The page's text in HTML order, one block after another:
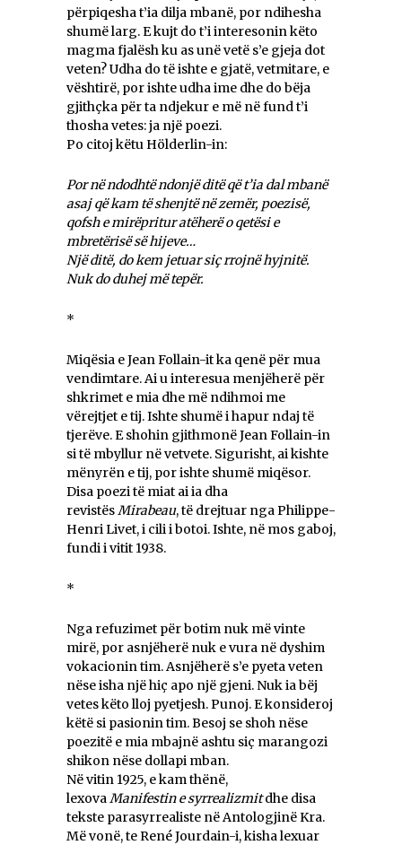
përpiqesha t’ia dilja mbanë, por ndihesha
shumë larg. E kujt do t’i interesonin këto
magma fjalësh ku as unë vetë s’e gjeja dot
veten? Udha do të ishte e gjatë, vetmitare, e
vështirë, por ishte udha ime dhe do bëja
gjithçka për ta ndjekur e më në fund t’i
thosha vetes: ja një poezi.
Po citoj këtu Hölderlin-in:
Por në ndodhtë ndonjë ditë që t’ia dal mbanë
asaj që kam të shenjtë në zemër, poezisë,
qofsh e mirëpritur atëherë o qetësi e
mbretërisë së hijeve…
Një ditë, do kem jetuar siç rrojnë hyjnitë.
Nuk do duhej më tepër.
*
Miqësia e Jean Follain-it ka qenë për mua
vendimtare. Ai u interesua menjëherë për
shkrimet e mia dhe më ndihmoi me
vërejtjet e tij. Ishte shumë i hapur ndaj të
tjerëve. E shohin gjithmonë Jean Follain-in
si të mbyllur në vetvete. Sigurisht, ai kishte
mënyrën e tij, por ishte shumë miqësor.
Disa poezi të miat ai ia dha
revistësMirabeau, të drejtuar nga Philippe-
Henri Livet, i cili i botoi. Ishte, në mos gaboj,
fundi i vitit 1938.
*
Nga refuzimet për botim nuk më vinte
mirë, por asnjëherë nuk e vura në dyshim
vokacionin tim. Asnjëherë s’e pyeta veten
nëse isha një hiç apo një gjeni. Nuk ia bëj
vetes këto lloj pyetjesh. Punoj. E konsideroj
këtë si pasionin tim. Besoj se shoh nëse
poezitë e mia mbajnë ashtu siç marangozi
shikon nëse dollapi mban.
Në vitin 1925, e kam thënë,
lexovaManifestin e syrrealizmitdhe disa
tekste parasyrrealiste në Antologjinë Kra.
Më vonë, te René Jourdain-i, kisha lexuar